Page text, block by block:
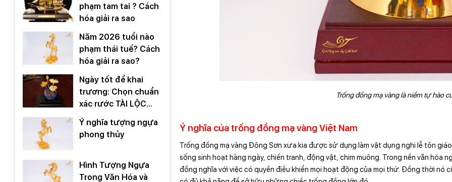
Trống đồng mạ vàng là niềm tự hào
Ý nghĩa của trống đồng mạ vàng Việt Nam
Trống đồng mạ vàng Đông Sơn xưa kia được sử dụng làm vật dụng nghi lễ tôn
sống sinh hoạt hàng ngày, chiến tranh, động vật, chim muông. Trong nền văn
đồng nghĩa với việc có quyền điều khiển mọi hoạt động của mọi thứ. Đồng thời nó
phạm tam tai ? Cách
hóa giải ra sao
Năm 2026 tuổi nào
phạm thái tuế? Cách
hóa giải ra sao?
Ngày tốt để khai
trương: Chọn chuẩn
xác rước TÀI LỘC
2026
Ý nghĩa tượng ngựa
phong thủy
Hình Tượng Ngựa
Trong Văn Hóa và